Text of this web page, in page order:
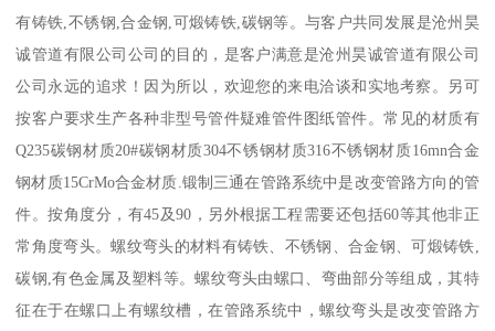
有铸铁,不锈钢,合金钢,可煅铸铁,碳钢等。与客户共同发展是沧州昊
诚管道有限公司公司的目的，是客户满意是沧州昊诚管道有限公司
公司永远的追求！因为所以，欢迎您的来电洽谈和实地考察。另可
按客户要求生产各种非型号管件疑难管件图纸管件。常见的材质有
Q235碳钢材质20#碳钢材质304不锈钢材质316不锈钢材质16mn合金
钢材质15CrMo合金材质.锻制三通在管路系统中是改变管路方向的管
件。按角度分，有45及90，另外根据工程需要还包括60等其他非正
常角度弯头。螺纹弯头的材料有铸铁、不锈钢、合金钢、可煅铸铁,
碳钢,有色金属及塑料等。螺纹弯头由螺口、弯曲部分等组成，其特
征在于在螺口上有螺纹槽，在管路系统中，螺纹弯头是改变管路方